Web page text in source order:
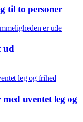
til to personer
ud
uventet leg og